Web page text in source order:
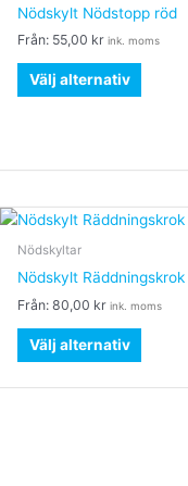
Nödskylt Nödstopp röd
Från: 55,00 kr ink. moms
Välj alternativ
har
flera
De
kan
på
Nödskyltar
Nödskylt Räddningskrok
Från:80,00 kr ink. moms
Välj alternativ
Den
har
flera
De
olika